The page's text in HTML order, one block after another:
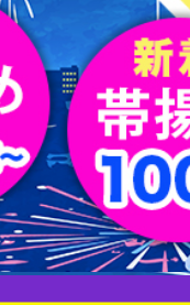
汕頭蘇州刺
京紅型